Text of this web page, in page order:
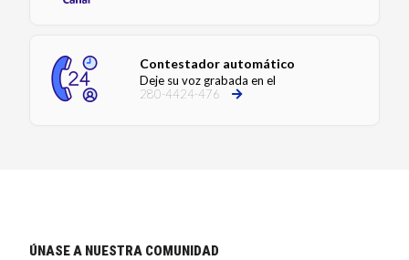
Contestador automático
Deje su voz grabada en el
280-4424-476
ÚNASE A NUESTRA COMUNIDAD